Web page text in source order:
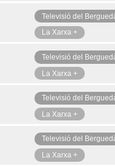
Televisió del
La Xarxa +
Televisió del
La Xarxa +
Televisió del
La Xarxa +
Televisió del
La Xarxa +